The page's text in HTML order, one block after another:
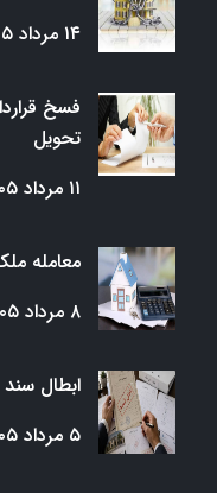
۱۴ مرداد ۱۴۰۵
فسخ
تحویل
۱۱ مرداد ۱۴۰۵
معامله
۸ مرداد ۱۴۰۵
ابطال
۵ مرداد ۱۴۰۵